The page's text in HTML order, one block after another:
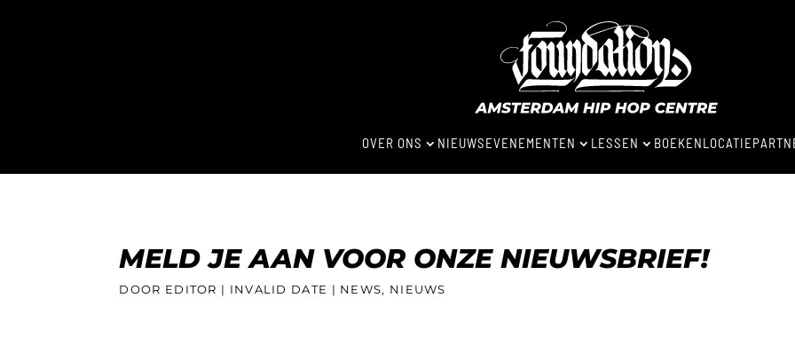
OVER ONS 3 NIEUWSEVENEMENTEN 3 LESSEN 3 BOEKENLOCATIE
MELD JE AAN VOOR ONZE NIEUWSBRIEF!
DOOR EDITOR | INVALID DATE | NEWS, NIEUWS